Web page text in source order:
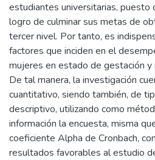
estudiantes universitarias, puesto
logro de culminar sus metas de
tercer nivel. Por tanto, es
factores que inciden en el
mujeres en estado de gestación y
De tal manera, la investigación
cuantitativo, siendo también, de
descriptivo, utilizando como
información la encuesta, misma
coeficiente Alpha de Cronbach,
resultados favorables al estudio